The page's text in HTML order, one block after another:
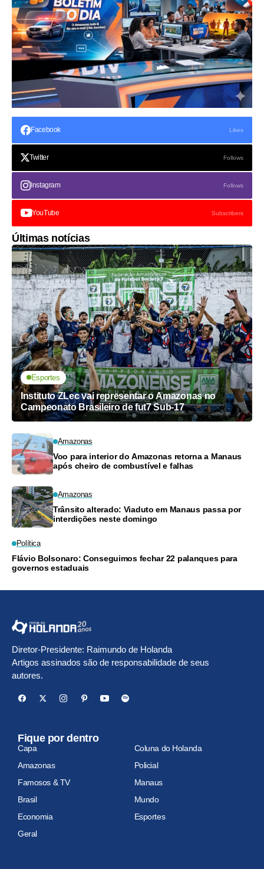
Facebook Likes
Twitter Follows
Instagram Follows
YouTube Subscribers
Últimas notícias
Esportes
Instituto ZLec vai representar o Amazonas no
Campeonato Brasileiro de fut7 Sub-17
Amazonas
Voo para interior do Amazonas retorna a Manaus
após cheiro de combustível e falhas
Amazonas
Trânsito alterado: Viaduto em Manaus passa por
interdições neste domingo
Política
Flávio Bolsonaro: Conseguimos fechar 22 palanques para
governos estaduais
Diretor-Presidente: Raimundo de Holanda
Artigos assinados são de responsabilidade de seus
autores.
Fique por dentro
Capa
Coluna do Holanda
Amazonas
Policial
Famosos & TV
Manaus
Brasil
Mundo
Economia
Esportes
Geral